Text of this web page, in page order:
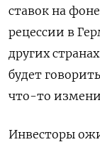
ставок на
рецессии в
других
будет
что-то
Инвесторы